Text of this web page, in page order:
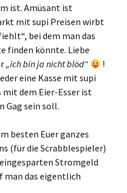
ist. Amüsant ist
mit supi Preisen wirbt
bei dem man das
finden könnte. Liebe
„ich bin ja nicht blöd“
!
eine Kasse mit supi
mit dem Eier-Esser ist
Gag sein soll.
besten Euer ganzes
(für die Scrabblespieler)
Stromgeld
man das eigentlich